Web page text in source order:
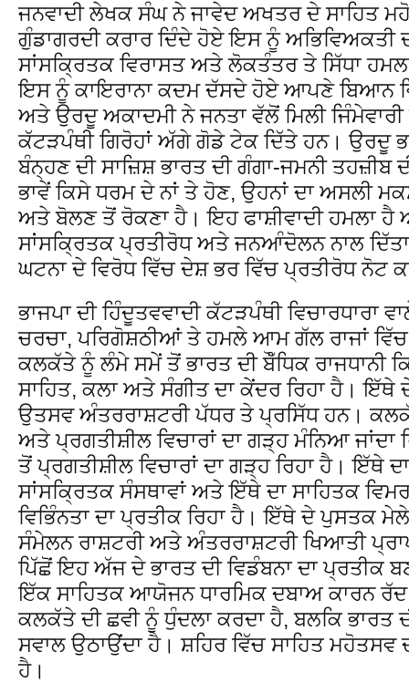
ਜਨਵਾਦੀ ਲੇਖਕ ਸੰਘ ਨੇ ਜਾਵੇਦ ਅਖਤਰ ਦੇ ਸਾਹਿਤ
ਗੁੰਡਾਗਰਦੀ ਕਰਾਰ ਦਿੰਦੇ ਹੋਏ ਇਸ ਨੂੰ ਅਭਿਵਿਅਕਤੀ
ਸਾਂਸਕ੍ਰਿਤਕ ਵਿਰਾਸਤ ਅਤੇ ਲੋਕਤੰਤਰ ਤੇ ਸਿੱਧਾ
ਇਸ ਨੂੰ ਕਾਇਰਾਨਾ ਕਦਮ ਦੱਸਦੇ ਹੋਏ ਆਪਣੇ ਬਿਆਨ
ਅਤੇ ਉਰਦੂ ਅਕਾਦਮੀ ਨੇ ਜਨਤਾ ਵੱਲੋਂ ਮਿਲੀ
ਕੱਟੜਪੰਥੀ ਗਿਰੋਹਾਂ ਅੱਗੇ ਗੋਡੇ ਟੇਕ ਦਿੱਤੇ ਹਨ। ਉਰਦੂ
ਬੰਨ੍ਹਣ ਦੀ ਸਾਜ਼ਿਸ਼ ਭਾਰਤ ਦੀ ਗੰਗਾ-ਜਮਨੀ
ਭਾਵੇਂ ਕਿਸੇ ਧਰਮ ਦੇ ਨਾਂ ਤੇ ਹੋਣ, ਉਹਨਾਂ ਦਾ ਅਸਲੀ
ਅਤੇ ਬੋਲਣ ਤੋਂ ਰੋਕਣਾ ਹੈ। ਇਹ ਫਾਸ਼ੀਵਾਦੀ ਹਮਲਾ ਹੈ
ਸਾਂਸਕ੍ਰਿਤਕ ਪ੍ਰਤੀਰੋਧ ਅਤੇ ਜਨਆੰਦੋਲਨ ਨਾਲ
ਘਟਨਾ ਦੇ ਵਿਰੋਧ ਵਿੱਚ ਦੇਸ਼ ਭਰ ਵਿੱਚ ਪ੍ਰਤੀਰੋਧ ਨੋਟ
ਭਾਜਪਾ ਦੀ ਹਿੰਦੂਤਵਵਾਦੀ ਕੱਟੜਪੰਥੀ ਵਿਚਾਰਧਾਰਾ
ਚਰਚਾ, ਪਰਿਗੋਸ਼ਠੀਆਂ ਤੇ ਹਮਲੇ ਆਮ ਗੱਲ ਰਾਜਾਂ
ਕਲਕੱਤੇ ਨੂੰ ਲੰਮੇ ਸਮੇਂ ਤੋਂ ਭਾਰਤ ਦੀ ਬੌੱਧਿਕ ਰਾਜਧਾਨੀ
ਸਾਹਿਤ, ਕਲਾ ਅਤੇ ਸੰਗੀਤ ਦਾ ਕੇਂਦਰ ਰਿਹਾ ਹੈ।
ਉਤਸਵ ਅੰਤਰਰਾਸ਼ਟਰੀ ਪੱਧਰ ਤੇ ਪ੍ਰਸਿੱਧ ਹਨ।
ਅਤੇ ਪ੍ਰਗਤੀਸ਼ੀਲ ਵਿਚਾਰਾਂ ਦਾ ਗੜ੍ਹ ਮੰਨਿਆ
ਤੋਂ ਪ੍ਰਗਤੀਸ਼ੀਲ ਵਿਚਾਰਾਂ ਦਾ ਗੜ੍ਹ ਰਿਹਾ ਹੈ। ਇੱਥੇ
ਸਾਂਸਕ੍ਰਿਤਕ ਸੰਸਥਾਵਾਂ ਅਤੇ ਇੱਥੇ ਦਾ ਸਾਹਿਤਕ
ਵਿਭਿੰਨਤਾ ਦਾ ਪ੍ਰਤੀਕ ਰਿਹਾ ਹੈ। ਇੱਥੇ ਦੇ ਪੁਸਤਕ
ਸੰਮੇਲਨ ਰਾਸ਼ਟਰੀ ਅਤੇ ਅੰਤਰਰਾਸ਼ਟਰੀ ਖਿਆਤੀ
ਪਿੱਛੋਂ ਇਹ ਅੱਜ ਦੇ ਭਾਰਤ ਦੀ ਵਿਡੰਬਨਾ ਦਾ ਪ੍ਰਤੀਕ
ਇੱਕ ਸਾਹਿਤਕ ਆਯੋਜਨ ਧਾਰਮਿਕ ਦਬਾਅ ਕਾਰਨ ਰੱਦ
ਕਲਕੱਤੇ ਦੀ ਛਵੀ ਨੂੰ ਧੁੰਦਲਾ ਕਰਦਾ ਹੈ, ਬਲਕਿ ਭਾਰਤ
ਸਵਾਲ ਉਠਾਉਂਦਾ ਹੈ। ਸ਼ਹਿਰ ਵਿੱਚ ਸਾਹਿਤ ਮਹੋਤਸਵ
ਹੈ।